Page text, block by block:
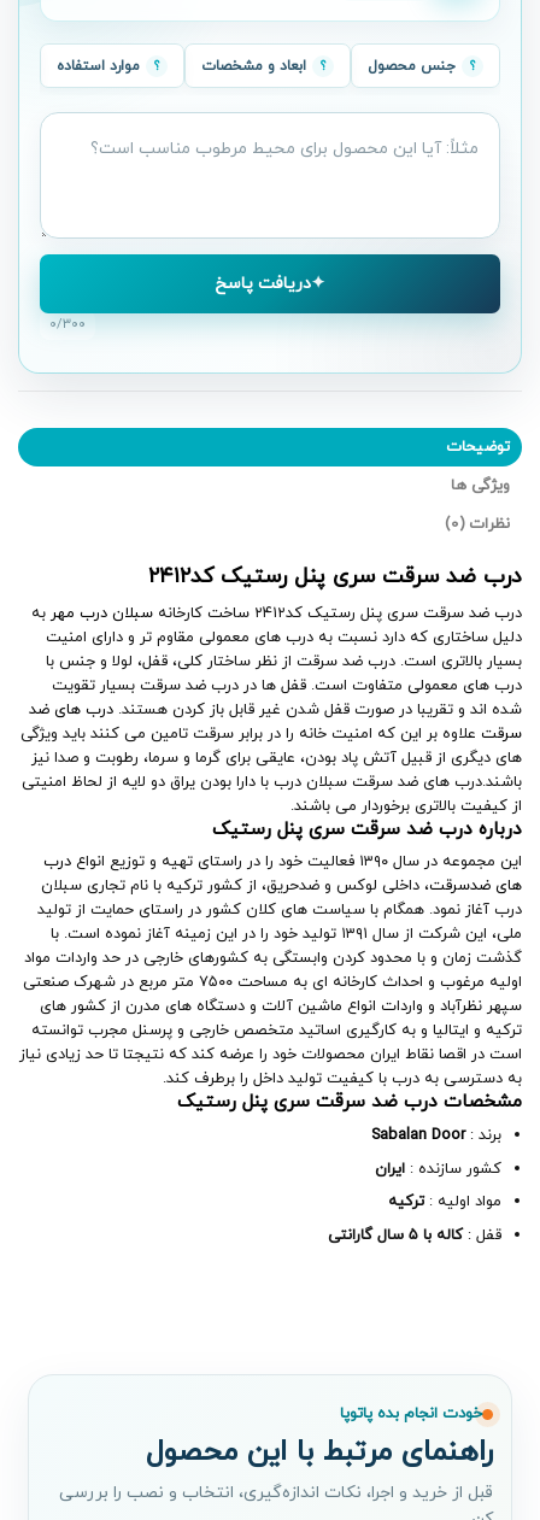
جنس محصول ابعاد و مشخصات موارد استفاده
سؤال
درباره
دریافت پاسخ
۰/۳۰۰
توضیحات
ویژگی ها
نظرات (0)
درب ضد سرقت سری پنل رستیک کد۲۴۱۲
درب ضد سرقت سری پنل رستیک کد۲۴۱۲ ساخت کارخانه سبلان درب مهر به
دلیل ساختاری که دارد نسبت به درب های معمولی مقاوم تر و دارای امنیت
بسیار بالاتری است. درب ضد سرقت از نظر ساختار کلی، قفل، لولا و جنس با
درب های معمولی متفاوت است. قفل ها در درب ضد سرقت بسیار تقویت
شده اند و تقریبا در صورت قفل شدن غیر قابل باز کردن هستند. درب های ضد
سرقت علاوه بر این که امنیت خانه را در برابر سرقت تامین می کنند باید ویژگی
های دیگری از قبیل آتش پاد بودن، عایقی برای گرما و سرما، رطوبت و صدا نیز
باشند.درب های ضد سرقت سبلان درب با دارا بودن یراق دو لایه از لحاظ امنیتی
از کیفیت بالاتری برخوردار می باشند.
درباره درب ضد سرقت سری پنل رستیک
این مجموعه در سال ۱۳۹۰ فعالیت خود را در راستای تهیه و توزیع انواع
درب
های ضدسرقت، داخلی لوکس و ضدحریق، از کشور ترکیه با نام تجاری سبلان
درب آغاز نمود. همگام با سیاست های کلان کشور در راستای حمایت از تولید
ملی، این شرکت از سال ۱۳۹۱ تولید خود را در این زمینه آغاز نموده است. با
گذشت زمان و با محدود کردن وابستگی به کشورهای خارجی در حد واردات مواد
اولیه مرغوب و احداث کارخانه ای به مساحت ۷۵۰۰ متر مربع در شهرک صنعتی
سپهر نظرآباد و واردات انواع ماشین آلات و دستگاه های مدرن از کشور های
ترکیه و ایتالیا و به کارگیری اساتید متخصص خارجی و پرسنل مجرب توانسته
است در اقصا نقاط ایران محصولات خود را عرضه کند که نتیجتا تا حد زیادی نیاز
به دسترسی به درب با کیفیت تولید داخل را برطرف کند.
مشخصات درب ضد سرقت سری پنل رستیک
برند :Sabalan Door
کشور سازنده : ایران
مواد اولیه :ترکیه
قفل : کاله با ۵ سال گارانتی
خودت انجام بده پاتوپا
راهنمای مرتبط با این محصول
قبل از خرید و اجرا، نکات اندازه‌گیری، انتخاب و نصب را بررسی